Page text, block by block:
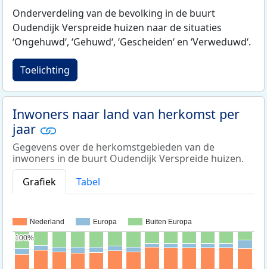
Onderverdeling van de bevolking in de buurt
Oudendijk Verspreide huizen naar de situaties
‘Ongehuwd‘, ‘Gehuwd‘, ‘Gescheiden‘ en ‘Verweduwd‘.
Toelichting
Inwoners naar land van herkomst per
jaar
Gegevens over de herkomstgebieden van de
inwoners in de buurt Oudendijk Verspreide huizen.
Grafiek
Tabel
Nederland Europa Buiten Europa
100%
100%